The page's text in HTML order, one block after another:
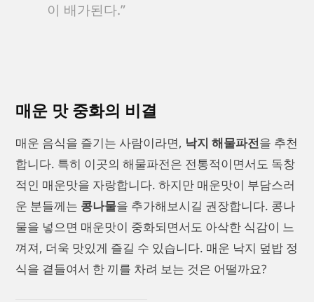
이 배가된다.”
매운 맛 중화의 비결
매운 음식을 즐기는 사람이라면, 낙지 해물파전을 추천
합니다. 특히 이곳의 해물파전은 전통적이면서도 독창
적인 매운맛을 자랑합니다. 하지만 매운맛이 부담스러
운 분들께는 콩나물을 추가해보시길 권장합니다. 콩나
물을 넣으면 매운맛이 중화되면서도 아삭한 식감이 느
껴져, 더욱 맛있게 즐길 수 있습니다. 매운 낙지 덮밥 정
식을 곁들여서 한 끼를 차려 보는 것은 어떨까요?